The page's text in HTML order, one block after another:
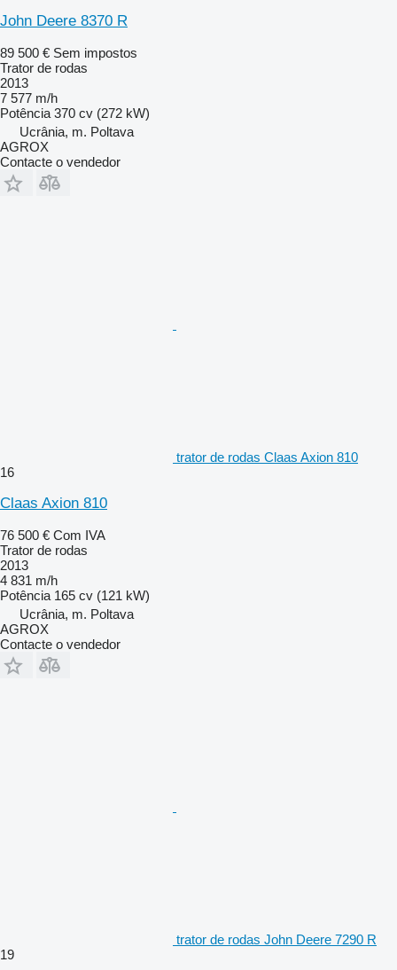
John Deere 8370 R
89 500 € Sem impostos
Trator de rodas
2013
7 577 m/h
Potência 370 cv (272 kW)
Ucrânia, m. Poltava
AGROX
Contacte o vendedor
trator de rodas Claas Axion 810
16
Claas Axion 810
76 500 € Com IVA
Trator de rodas
2013
4 831 m/h
Potência 165 cv (121 kW)
Ucrânia, m. Poltava
AGROX
Contacte o vendedor
trator de rodas John Deere 7290 R
19